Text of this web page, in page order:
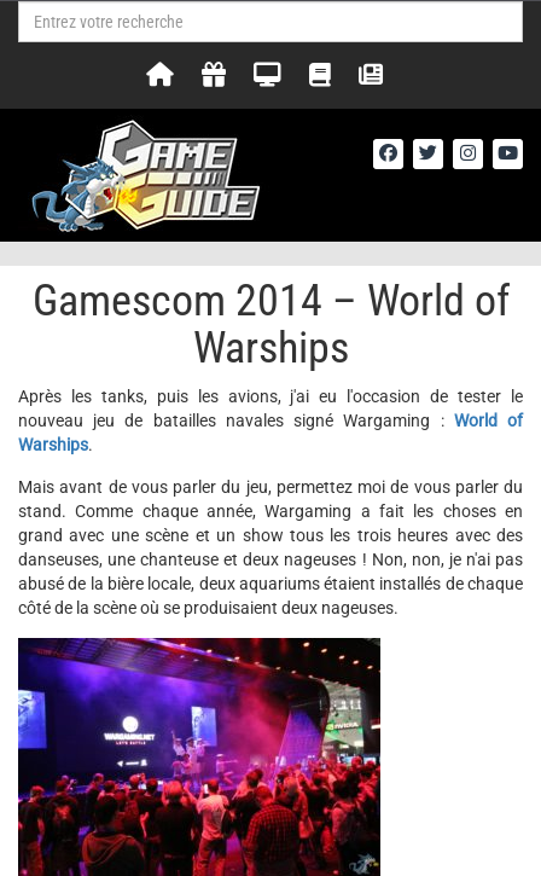
Gamescom 2014 – World of
Warships
Après les tanks, puis les avions, j'ai eu l'occasion de tester le
nouveau jeu de batailles navales signé Wargaming : World of
Warships.
Mais avant de vous parler du jeu, permettez moi de vous parler du
stand. Comme chaque année, Wargaming a fait les choses en
grand avec une scène et un show tous les trois heures avec des
danseuses, une chanteuse et deux nageuses ! Non, non, je n'ai pas
abusé de la bière locale, deux aquariums étaient installés de chaque
côté de la scène où se produisaient deux nageuses.